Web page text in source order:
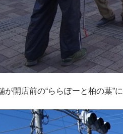
開店前の“ららぽーと柏の葉”